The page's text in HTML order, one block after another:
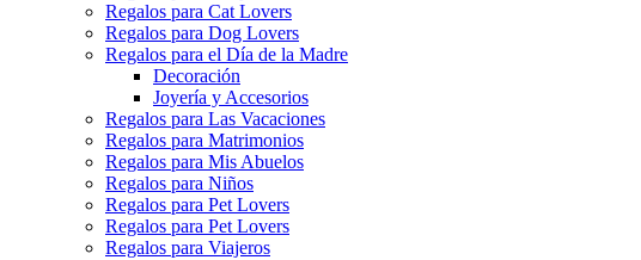
Regalos para Cat Lovers
Regalos para Dog Lovers
Regalos para el Día de la Madre
Decoración
Joyería y Accesorios
Regalos para Las Vacaciones
Regalos para Matrimonios
Regalos para Mis Abuelos
Regalos para Niños
Regalos para Pet Lovers
Regalos para Pet Lovers
Regalos para Viajeros